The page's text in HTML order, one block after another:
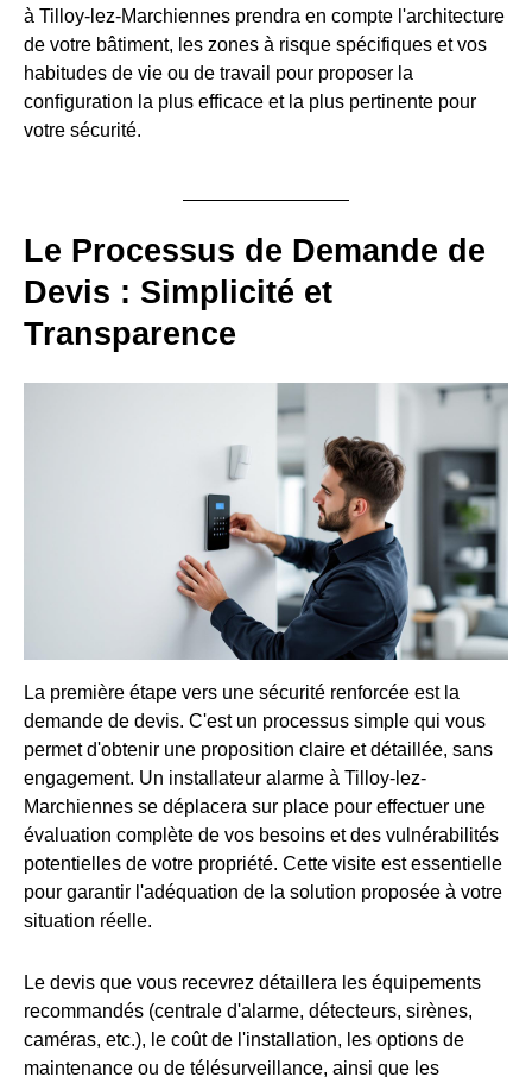
à Tilloy-lez-Marchiennes prendra en compte l'architecture
de votre bâtiment, les zones à risque spécifiques et vos
habitudes de vie ou de travail pour proposer la
configuration la plus efficace et la plus pertinente pour
votre sécurité.
Le Processus de Demande de
Devis : Simplicité et
Transparence
La première étape vers une sécurité renforcée est la
demande de devis. C'est un processus simple qui vous
permet d'obtenir une proposition claire et détaillée, sans
engagement. Un installateur alarme à Tilloy-lez-
Marchiennes se déplacera sur place pour effectuer une
évaluation complète de vos besoins et des vulnérabilités
potentielles de votre propriété. Cette visite est essentielle
pour garantir l'adéquation de la solution proposée à votre
situation réelle.
Le devis que vous recevrez détaillera les équipements
recommandés (centrale d'alarme, détecteurs, sirènes,
caméras, etc.), le coût de l'installation, les options de
maintenance ou de télésurveillance, ainsi que les